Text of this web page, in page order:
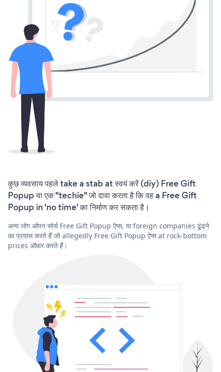
कुछ व्यवसाय पहले take a stab at स्वयं करें (diy) Free Gift
Popup या एक "techie" जो दावा करता है कि वह a Free Gift
Popup in 'no time' का निर्माण कर सकता है।
अन्य लोग ओपन सोर्स Free Gift Popup ऐप्स, या foreign companies ढूंढने
का प्रयास करते हैं जो allegedly Free Gift Popup ऐप्स at rock-bottom
prices ऑफ़र करते हैं।